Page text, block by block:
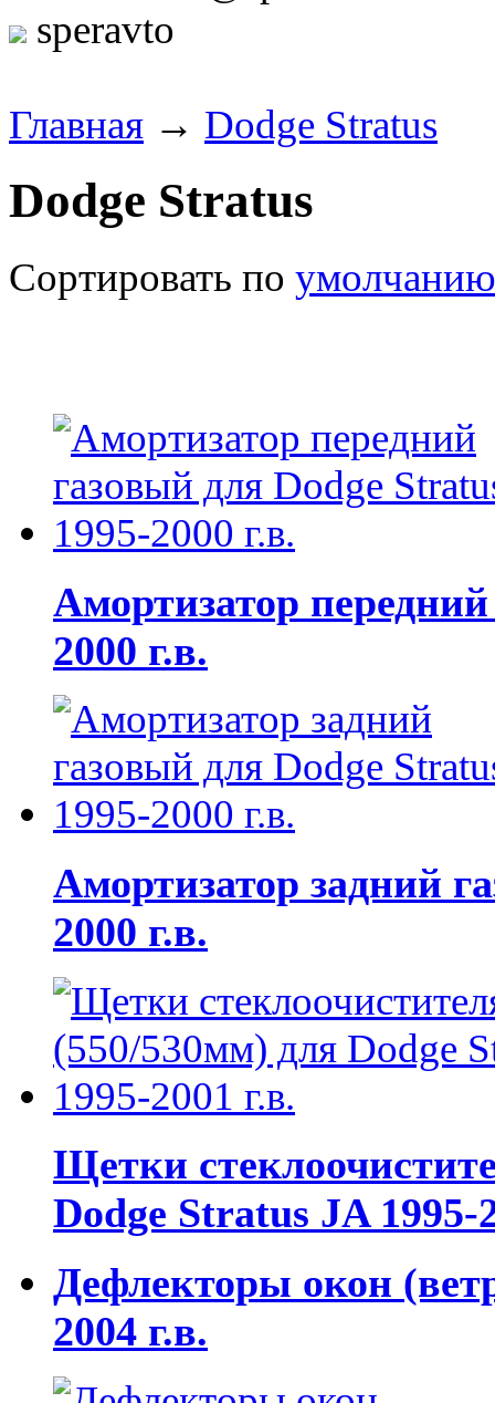
speravto
Главная → Dodge Stratus
Dodge Stratus
Сортировать по умолчанию
Амортизатор
2000 г.в.
Амортизатор задний
2000 г.в.
Щетки
Dodge Stratus JA 1995-
Дефлекторы окон
2004 г.в.